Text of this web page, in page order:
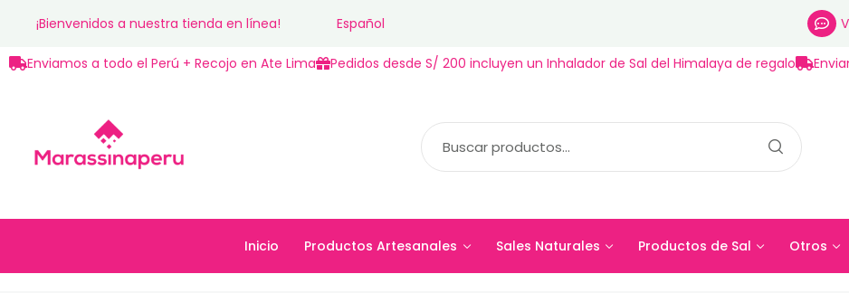
¡Bienvenidos a nuestra tienda en línea! Español
Enviamos a todo el Perú + Recojo en Ate Lima Pedidos desde S/ 200 incluyen un Inhalador de Sal del Himalaya de regalo
Inicio Productos Artesanales Sales Naturales Productos de Sal Otros
Inicio Productos Artesanales Sales Naturales Productos de Sal Otros